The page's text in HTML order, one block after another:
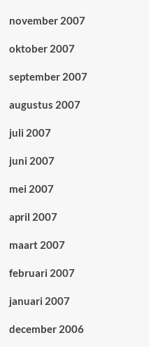
november 2007
oktober 2007
september 2007
augustus 2007
juli 2007
juni 2007
mei 2007
april 2007
maart 2007
februari 2007
januari 2007
december 2006